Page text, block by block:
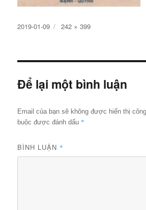
Đăng
2019-01-09
Kích
đủ
242 × 399
Để lại một bình luận
Email của bạn sẽ không được hiển thị
buộc được đánh dấu *
BÌNH LUẬN *